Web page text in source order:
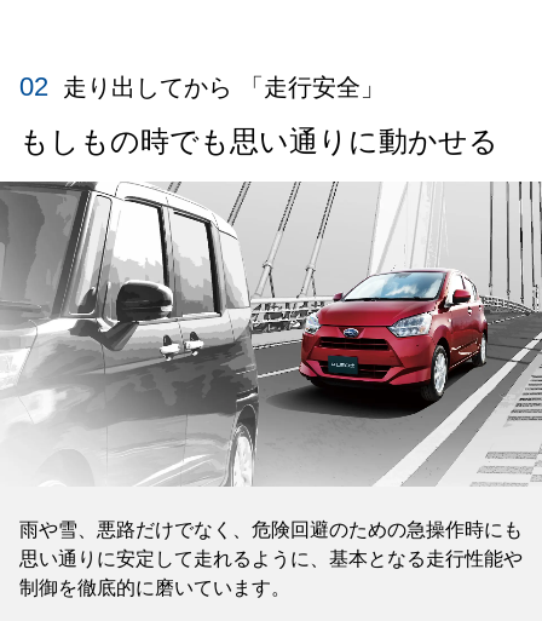
02 走り出してから 「走行安全」
もしもの時でも思い通りに動かせる
雨や雪、悪路だけでなく、危険回避のための急操作時にも
思い通りに安定して走れるように、基本となる走行性能や
制御を徹底的に磨いています。